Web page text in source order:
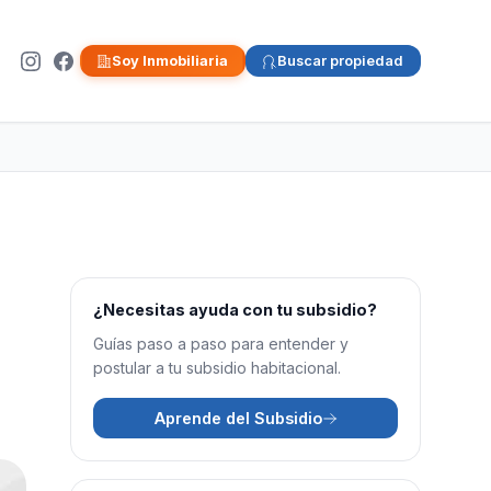
Soy Inmobiliaria Buscar propiedad
¿Necesitas ayuda con tu subsidio?
Guías paso a paso para entender y
postular a tu subsidio habitacional.
Aprende del Subsidio